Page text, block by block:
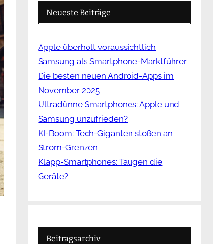
Neueste Beiträge
Apple überholt voraussichtlich
Samsung als Smartphone-Marktführer
Die besten neuen Android-Apps im
November 2025
Ultradünne Smartphones: Apple und
Samsung unzufrieden?
KI-Boom: Tech-Giganten stoßen an
Strom-Grenzen
Klapp-Smartphones: Taugen die
Geräte?
Beitragsarchiv